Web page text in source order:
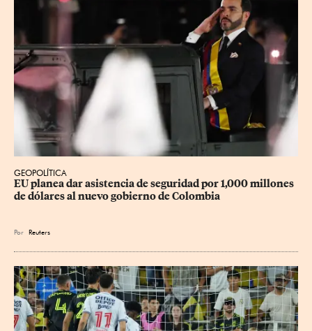
GEOPOLÍTICA
EU planea dar asistencia de seguridad por 1,000 millones
de dólares al nuevo gobierno de Colombia
Por Reuters